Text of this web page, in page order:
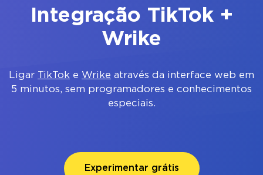
Integração TikTok +
Wrike
Ligar TikTok e Wrike através da interface web em
5 minutos, sem programadores e conhecimentos
especiais.
Experimentar grátis